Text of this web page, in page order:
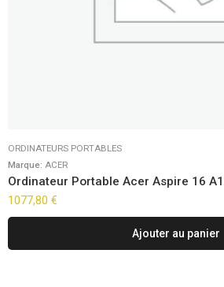
ORDINATEURS PORTABLES
Marque: ACER
Ordinateur Portable Acer Aspire 16
1077,80 €
Ajouter au panier